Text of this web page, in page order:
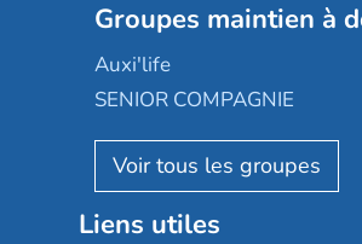
Les jardins d'Arcadie
Occitalia
Appartseniors
Reseda
Stella management
Les villages d'or
Groupe SOS
Le Noble Âge
Almage
Résidalya
Groupe aplus
Groupes maintien à
Auxi'life
SENIOR COMPAGNIE
AGE D'OR Services
Liens utiles